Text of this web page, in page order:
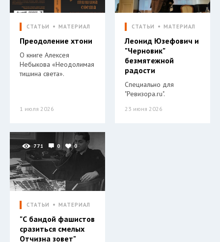
СТАТЬИ МАТЕРИАЛ
Преодоление хтони
О книге Алексея
Небыкова «Неодолимая
тишина света».
1 июля 2026
СТАТЬИ МАТЕРИАЛ
Леонид Юзефович и
"Черновик"
безмятежной
радости
Специально для
"Ревизора.ru".
23 июня 2026
771 0 0
СТАТЬИ МАТЕРИАЛ
"С бандой фашистов
сразиться смелых
Отчизна зовет"